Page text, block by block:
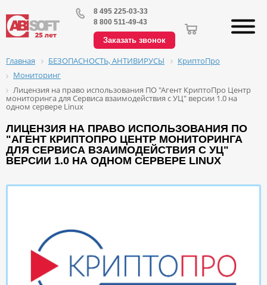
8 495 225-03-33
8 800 511-49-43
Заказать звонок
Главная БЕЗОПАСНОСТЬ, АНТИВИРУСЫ
КриптоПро
Мониторинг
Лицензия на право использования ПО "Агент КриптоПро Центр
мониторинга для Сервиса взаимодействия с УЦ" версии 1.0 на
одном сервере Linux
ЛИЦЕНЗИЯ НА ПРАВО ИСПОЛЬЗОВАНИЯ ПО
"АГЕНТ КРИПТОПРО ЦЕНТР МОНИТОРИНГА
ДЛЯ СЕРВИСА ВЗАИМОДЕЙСТВИЯ С УЦ"
ВЕРСИИ 1.0 НА ОДНОМ СЕРВЕРЕ LINUX